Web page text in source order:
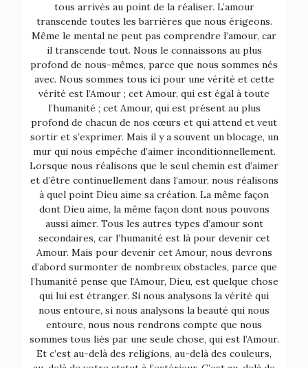
tous arrivés au point de la réaliser. L’amour
transcende toutes les barrières que nous érigeons.
Même le mental ne peut pas comprendre l’amour, car
il transcende tout. Nous le connaissons au plus
profond de nous-mêmes, parce que nous sommes nés
avec. Nous sommes tous ici pour une vérité et cette
vérité est l’Amour ; cet Amour, qui est égal à toute
l’humanité ; cet Amour, qui est présent au plus
profond de chacun de nos cœurs et qui attend et veut
sortir et s’exprimer. Mais il y a souvent un blocage, un
mur qui nous empêche d’aimer inconditionnellement.
Lorsque nous réalisons que le seul chemin est d’aimer
et d’être continuellement dans l’amour, nous réalisons
à quel point Dieu aime sa création. La même façon
dont Dieu aime, la même façon dont nous pouvons
aussi aimer. Tous les autres types d’amour sont
secondaires, car l’humanité est là pour devenir cet
Amour. Mais pour devenir cet Amour, nous devrons
d’abord surmonter de nombreux obstacles, parce que
l’humanité pense que l’Amour, Dieu, est quelque chose
qui lui est étranger. Si nous analysons la vérité qui
nous entoure, si nous analysons la beauté qui nous
entoure, nous nous rendrons compte que nous
sommes tous liés par une seule chose, qui est l’Amour.
Et c’est au-delà des religions, au-delà des couleurs,